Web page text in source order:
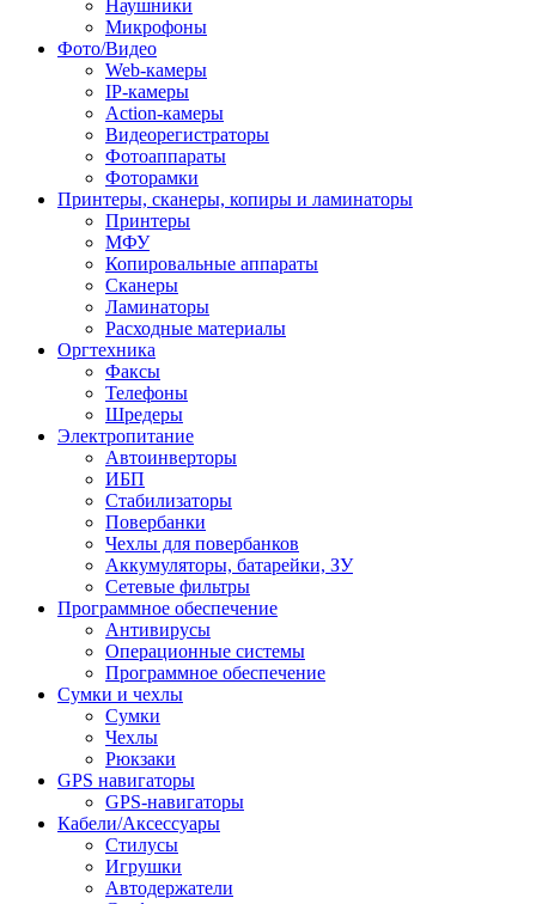
Наушники
Микрофоны
Фото/Видео
Web-камеры
IP-камеры
Action-камеры
Видеорегистраторы
Фотоаппараты
Фоторамки
Принтеры, сканеры, копиры и ламинаторы
Принтеры
МФУ
Копировальные аппараты
Сканеры
Ламинаторы
Расходные материалы
Оргтехника
Факсы
Телефоны
Шредеры
Электропитание
Автоинверторы
ИБП
Стабилизаторы
Повербанки
Чехлы для повербанков
Аккумуляторы, батарейки, ЗУ
Сетевые фильтры
Программное обеспечение
Антивирусы
Операционные системы
Программное обеспечение
Сумки и чехлы
Сумки
Чехлы
Рюкзаки
GPS навигаторы
GPS-навигаторы
Кабели/Аксессуары
Стилусы
Игрушки
Автодержатели